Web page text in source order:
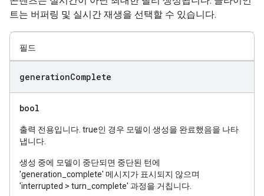
트는 버퍼링 및 실시간 재생을 선택할 수 있습니다.
필드
generationComplete
bool
출력 전용입니다. true인 경우 모델이 생성을 완료했음을 나타
냅니다.
생성 중에 모델이 중단되면 중단된 턴에
'generation_complete' 메시지가 표시되지 않으며
'interrupted > turn_complete' 과정을 거칩니다.